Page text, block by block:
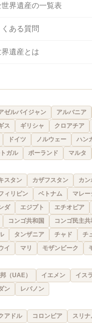
世界遺産の一覧表
ある質問
遺産とは
ゼルバイジャン アルバニア
ス
ギリシャ クロアチア
ドイツ
ノルウェー ハン
ガル
ポーランド マルタ
スタン カザフスタン カン
ィリピン
ベトナム マレー
ダ
エジプト エチオピア
コンゴ共和国
コンゴ民主共
タンザニア チャド チ
イ
マリ モザンビーク
（UAE） イエメン イス
ン
レバノン
アドル コロンビア スリナ